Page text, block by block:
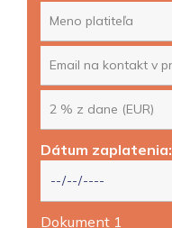
Dátum zaplatenia:
Dokument 1